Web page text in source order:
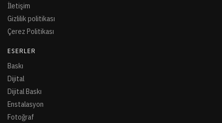
İletişim
Gizlilik politikası
Çerez Politikası
ESERLER
Baskı
Dijital
Dijital Baskı
Enstalasyon
Fotoğraf